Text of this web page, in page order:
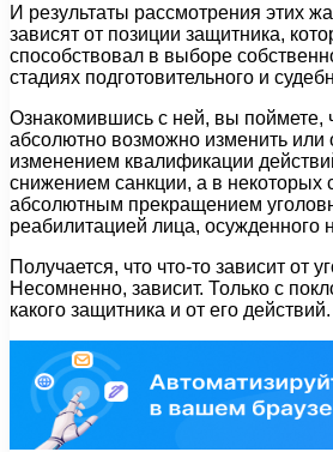
И результаты рассмотрения этих
зависят от позиции защитника,
способствовал в выборе
стадиях подготовительного и
Ознакомившись с ней, вы поймете,
абсолютно возможно изменить или
изменением квалификации
снижением санкции, а в некоторых
абсолютным прекращением
реабилитацией лица, осужденного
Получается, что что-то зависит от
Несомненно, зависит. Только с
какого защитника и от его действий.